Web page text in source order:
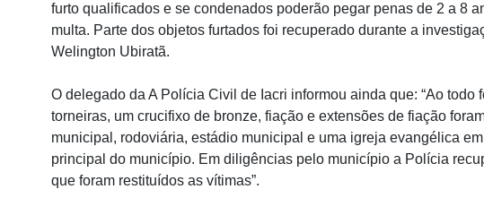
furto qualificados e se condenados poderão pegar penas de 2 a 8
multa. Parte dos objetos furtados foi recuperado durante a
Welington Ubiratã.
O delegado da A Polícia Civil de Iacri informou ainda que: “Ao todo
torneiras, um crucifixo de bronze, fiação e extensões de fiação
municipal, rodoviária, estádio municipal e uma igreja evangélica
principal do município. Em diligências pelo município a Polícia
que foram restituídos as vítimas”.